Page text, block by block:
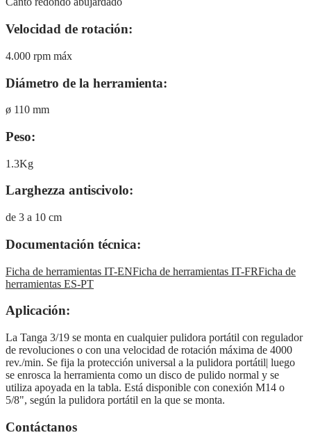
Velocidad de rotación:
4.000 rpm máx
Diámetro de la herramienta:
ø 110 mm
Peso:
1.3Kg
Larghezza antiscivolo:
de 3 a 10 cm
Documentación técnica:
Ficha de herramientas IT-ENFicha de herramientas IT-FRFicha de
herramientas ES-PT
Aplicación:
La Tanga 3/19 se monta en cualquier pulidora portátil con regulador
de revoluciones o con una velocidad de rotación máxima de 4000
rev./min. Se fija la protección universal a la pulidora portátil| luego
se enrosca la herramienta como un disco de pulido normal y se
utiliza apoyada en la tabla. Está disponible con conexión M14 o
5/8", según la pulidora portátil en la que se monta.
Contáctanos